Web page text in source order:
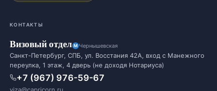
КОНТАКТЫ
Визовый отдел Чернышевская
Санкт-Петербург, СПБ, ул. Восстания 42А, вход с Манежного
переулка, 1 этаж, 4 дверь (не доходя Нотариуса)
+7 (967) 976-59-67